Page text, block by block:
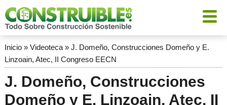
Inicio» Videoteca» J. Domeño, Construcciones Domeño y E.
Linzoain, Atec, II Congreso EECN
J. Domeño, Construcciones
Domeño y E. Linzoain, Atec, II